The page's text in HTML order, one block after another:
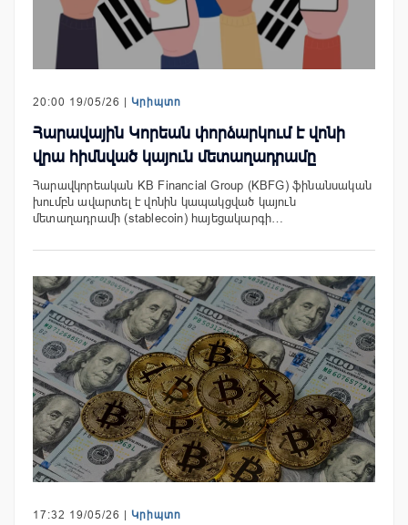
20:00 19/05/26 | Կրիպտո
Հարավային Կորեան փորձարկում է վոնի
վրա հիմնված կայուն մետաղադրամը
Հարավկորեական KB Financial Group (KBFG) ֆինանսական
խումբն ավարտել է վոնին կապակցված կայուն
մետաղադրամի (stablecoin) հայեցակարգի…
17:32 19/05/26 | Կրիպտո